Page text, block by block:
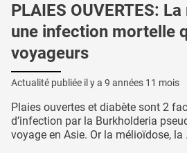
PLAIES OUVERTES:
une infection mortelle
voyageurs
Actualité publiée il y a 9 années 11 mois
Plaies ouvertes et diabète sont 2
d’infection par la Burkholderia
voyage en Asie. Or la mélioïdose, la